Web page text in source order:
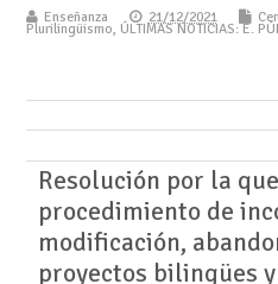
Enseñanza 21/12/2021
Plurilingüismo, ÚLTIMAS NOTICIAS: E.
Resolución por la
procedimiento de
modificación,
proyectos bilingües